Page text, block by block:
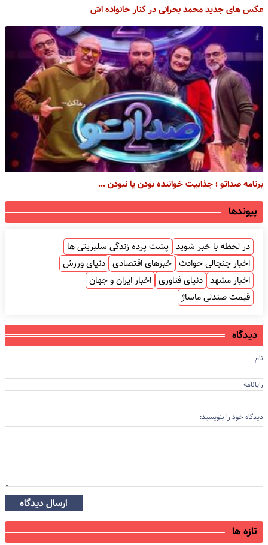
عکس های جدید محمد بحرانی در کنار خانواده اش
برنامه صداتو ؛ جذابیت خواننده بودن یا نبودن ...
پیوندها
در لحظه با خبر شوید پشت پرده زندگی سلبریتی ها
اخبار جنجالی حوادث خبرهای اقتصادی دنیای ورزش
اخبار مشهد دنیای فناوری اخبار ایران و جهان
قیمت صندلی ماساژ
دیدگاه
نام
رایانامه
دیدگاه خود را بنویسید:
ارسال دیدگاه
تازه ها